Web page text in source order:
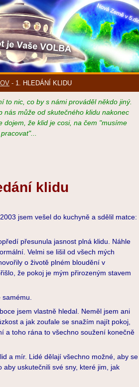
- 1. HLEDÁNÍ KLIDU
to nic, co by s námi prováděl někdo jiný.
nás může od skutečného klidu nakonec
dojem, že klid je cosi, na čem "musíme
pracovat"...
klidu
jsem vešel do kuchyně a sdělil matce:
přesunula jasnost plná klidu. Náhle
Velmi se lišil od všech mých
o životě plném bloudění v
že pokoj je mým přirozeným stavem
jsem vlastně hledal. Neměl jsem ani
a jak zoufale se snažím najít pokoj,
a toho rána to všechno soužení konečně
a mír. Lidé dělají všechno možné, aby se
uskutečnili své sny, které jim, jak